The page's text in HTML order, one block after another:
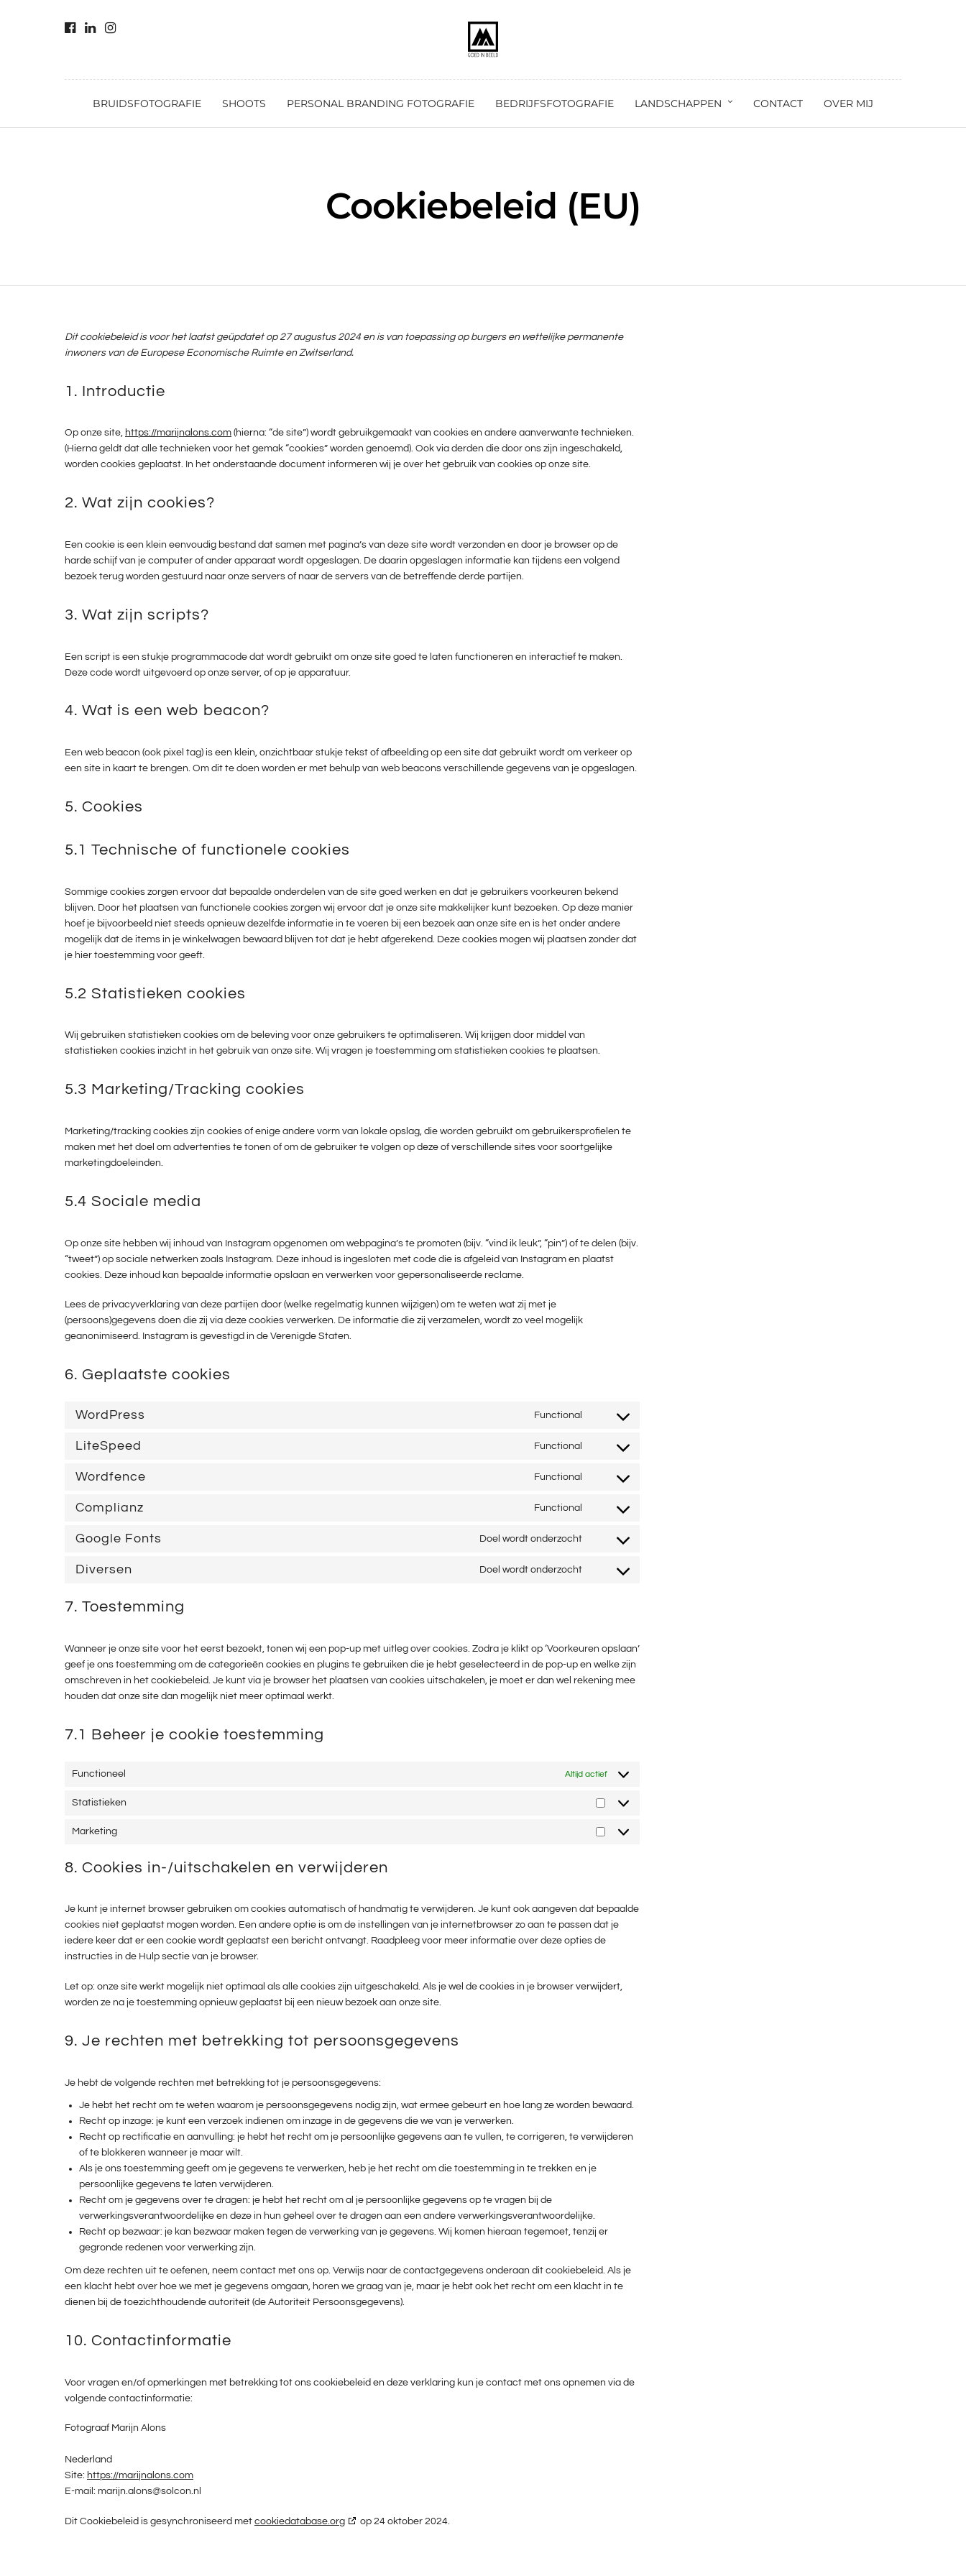
BRUIDSFOTOGRAFIE SHOOTS PERSONAL BRANDING FOTOGRAFIE BEDRIJFSFOTOGRAFIE LANDSCHAPPEN CONTACT OVER MIJ
Cookiebeleid (EU)
Dit cookiebeleid is voor het laatst geüpdatet op 27 augustus 2024 en is van toepassing op burgers en wettelijke permanente
inwoners van de Europese Economische Ruimte en Zwitserland.
1. Introductie
Op onze site, https://marijnalons.com (hierna: “de site”) wordt gebruikgemaakt van cookies en andere aanverwante technieken.
(Hierna geldt dat alle technieken voor het gemak “cookies” worden genoemd). Ook via derden die door ons zijn ingeschakeld,
worden cookies geplaatst. In het onderstaande document informeren wij je over het gebruik van cookies op onze site.
2. Wat zijn cookies?
Een cookie is een klein eenvoudig bestand dat samen met pagina’s van deze site wordt verzonden en door je browser op de
harde schijf van je computer of ander apparaat wordt opgeslagen. De daarin opgeslagen informatie kan tijdens een volgend
bezoek terug worden gestuurd naar onze servers of naar de servers van de betreffende derde partijen.
3. Wat zijn scripts?
Een script is een stukje programmacode dat wordt gebruikt om onze site goed te laten functioneren en interactief te maken.
Deze code wordt uitgevoerd op onze server, of op je apparatuur.
4. Wat is een web beacon?
Een web beacon (ook pixel tag) is een klein, onzichtbaar stukje tekst of afbeelding op een site dat gebruikt wordt om verkeer op
een site in kaart te brengen. Om dit te doen worden er met behulp van web beacons verschillende gegevens van je opgeslagen.
5. Cookies
5.1 Technische of functionele cookies
Sommige cookies zorgen ervoor dat bepaalde onderdelen van de site goed werken en dat je gebruikers voorkeuren bekend
blijven. Door het plaatsen van functionele cookies zorgen wij ervoor dat je onze site makkelijker kunt bezoeken. Op deze manier
hoef je bijvoorbeeld niet steeds opnieuw dezelfde informatie in te voeren bij een bezoek aan onze site en is het onder andere
mogelijk dat de items in je winkelwagen bewaard blijven tot dat je hebt afgerekend. Deze cookies mogen wij plaatsen zonder dat
je hier toestemming voor geeft.
5.2 Statistieken cookies
Wij gebruiken statistieken cookies om de beleving voor onze gebruikers te optimaliseren. Wij krijgen door middel van
statistieken cookies inzicht in het gebruik van onze site. Wij vragen je toestemming om statistieken cookies te plaatsen.
5.3 Marketing/Tracking cookies
Marketing/tracking cookies zijn cookies of enige andere vorm van lokale opslag, die worden gebruikt om gebruikersprofielen te
maken met het doel om advertenties te tonen of om de gebruiker te volgen op deze of verschillende sites voor soortgelijke
marketingdoeleinden.
5.4 Sociale media
Op onze site hebben wij inhoud van Instagram opgenomen om webpagina’s te promoten (bijv. “vind ik leuk”, “pin”) of te delen (bijv.
“tweet”) op sociale netwerken zoals Instagram. Deze inhoud is ingesloten met code die is afgeleid van Instagram en plaatst
cookies. Deze inhoud kan bepaalde informatie opslaan en verwerken voor gepersonaliseerde reclame.
Lees de privacyverklaring van deze partijen door (welke regelmatig kunnen wijzigen) om te weten wat zij met je
(persoons)gegevens doen die zij via deze cookies verwerken. De informatie die zij verzamelen, wordt zo veel mogelijk
geanonimiseerd. Instagram is gevestigd in de Verenigde Staten.
6. Geplaatste cookies
WordPress Functional
CONSENT
SERVICE
LiteSpeed Functional
CONSENT
SERVICE
Wordfence Functional
CONSENT
SERVICE
Complianz Functional
CONSENT
SERVICE
Google Fonts Doel wordt onderzocht
CONSENT
SERVICE
Diversen Doel wordt onderzocht
CONSENT
7. Toestemming
Wanneer je onze site voor het eerst bezoekt, tonen wij een pop-up met uitleg over cookies. Zodra je klikt op ‘Voorkeuren opslaan’
geef je ons toestemming om de categorieën cookies en plugins te gebruiken die je hebt geselecteerd in de pop-up en welke zijn
omschreven in het cookiebeleid. Je kunt via je browser het plaatsen van cookies uitschakelen, je moet er dan wel rekening mee
houden dat onze site dan mogelijk niet meer optimaal werkt.
7.1 Beheer je cookie toestemming
Functioneel Altijd actief
Statistieken STATISTIEKEN
Marketing MARKETING
8. Cookies in-/uitschakelen en verwijderen
Je kunt je internet browser gebruiken om cookies automatisch of handmatig te verwijderen. Je kunt ook aangeven dat bepaalde
cookies niet geplaatst mogen worden. Een andere optie is om de instellingen van je internetbrowser zo aan te passen dat je
iedere keer dat er een cookie wordt geplaatst een bericht ontvangt. Raadpleeg voor meer informatie over deze opties de
instructies in de Hulp sectie van je browser.
Let op: onze site werkt mogelijk niet optimaal als alle cookies zijn uitgeschakeld. Als je wel de cookies in je browser verwijdert,
worden ze na je toestemming opnieuw geplaatst bij een nieuw bezoek aan onze site.
9. Je rechten met betrekking tot persoonsgegevens
Je hebt de volgende rechten met betrekking tot je persoonsgegevens:
Je hebt het recht om te weten waarom je persoonsgegevens nodig zijn, wat ermee gebeurt en hoe lang ze worden bewaard.
Recht op inzage: je kunt een verzoek indienen om inzage in de gegevens die we van je verwerken.
Recht op rectificatie en aanvulling: je hebt het recht om je persoonlijke gegevens aan te vullen, te corrigeren, te verwijderen
of te blokkeren wanneer je maar wilt.
Als je ons toestemming geeft om je gegevens te verwerken, heb je het recht om die toestemming in te trekken en je
persoonlijke gegevens te laten verwijderen.
Recht om je gegevens over te dragen: je hebt het recht om al je persoonlijke gegevens op te vragen bij de
verwerkingsverantwoordelijke en deze in hun geheel over te dragen aan een andere verwerkingsverantwoordelijke.
Recht op bezwaar: je kan bezwaar maken tegen de verwerking van je gegevens. Wij komen hieraan tegemoet, tenzij er
gegronde redenen voor verwerking zijn.
Om deze rechten uit te oefenen, neem contact met ons op. Verwijs naar de contactgegevens onderaan dit cookiebeleid. Als je
een klacht hebt over hoe we met je gegevens omgaan, horen we graag van je, maar je hebt ook het recht om een klacht in te
dienen bij de toezichthoudende autoriteit (de Autoriteit Persoonsgegevens).
10. Contactinformatie
Voor vragen en/of opmerkingen met betrekking tot ons cookiebeleid en deze verklaring kun je contact met ons opnemen via de
volgende contactinformatie:
Fotograaf Marijn Alons
Nederland
Site: https://marijnalons.com
E-mail: marijn.alons@solcon.nl
Dit Cookiebeleid is gesynchroniseerd met cookiedatabase.org op 24 oktober 2024.